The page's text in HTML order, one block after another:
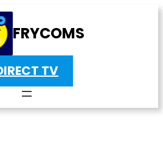
FRYCOMS
TV